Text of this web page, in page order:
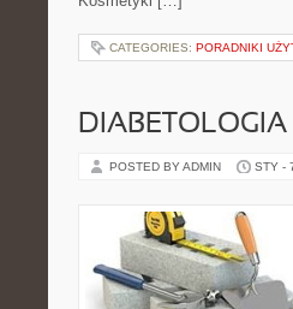
CATEGORIES: PORADNIKI
DIABETOLOGIA
POSTED BY ADMIN STY -